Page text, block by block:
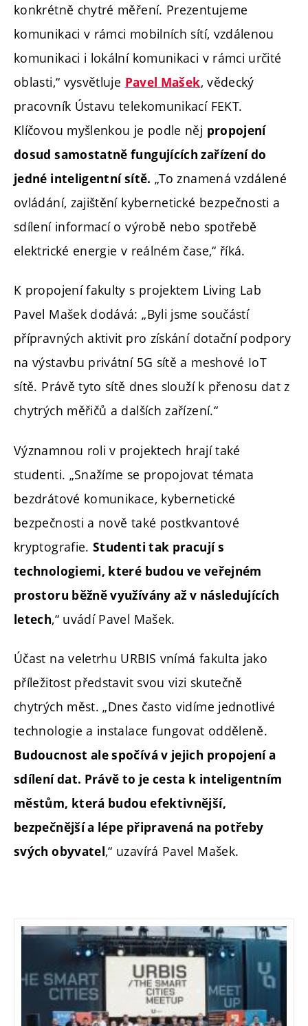
konkrétně chytré měření. Prezentujeme
komunikaci v rámci mobilních sítí, vzdálenou
komunikaci i lokální komunikaci v rámci určité
oblasti,“ vysvětluje Pavel Mašek, vědecký
pracovník Ústavu telekomunikací FEKT.
Klíčovou myšlenkou je podle něj propojení
dosud samostatně fungujících zařízení do
jedné inteligentní sítě. „To znamená vzdálené
ovládání, zajištění kybernetické bezpečnosti a
sdílení informací o výrobě nebo spotřebě
elektrické energie v reálném čase,“ říká.
K propojení fakulty s projektem Living Lab
Pavel Mašek dodává: „Byli jsme součástí
přípravných aktivit pro získání dotační podpory
na výstavbu privátní 5G sítě a meshové IoT
sítě. Právě tyto sítě dnes slouží k přenosu dat z
chytrých měřičů a dalších zařízení.“
Významnou roli v projektech hrají také
studenti. „Snažíme se propojovat témata
bezdrátové komunikace, kybernetické
bezpečnosti a nově také postkvantové
kryptografie.Studenti tak pracují s
technologiemi, které budou ve veřejném
prostoru běžně využívány až v následujících
letech,“ uvádí Pavel Mašek.
Účast na veletrhu URBIS vnímá fakulta jako
příležitost představit svou vizi skutečně
chytrých měst. „Dnes často vidíme jednotlivé
technologie a instalace fungovat odděleně.
Budoucnost ale spočívá v jejich propojení a
sdílení dat. Právě to je cesta k inteligentním
městům, která budou efektivnější,
bezpečnější a lépe připravená na potřeby
svých obyvatel,“ uzavírá Pavel Mašek.